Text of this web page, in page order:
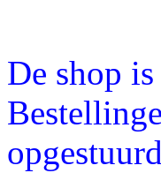
De shop